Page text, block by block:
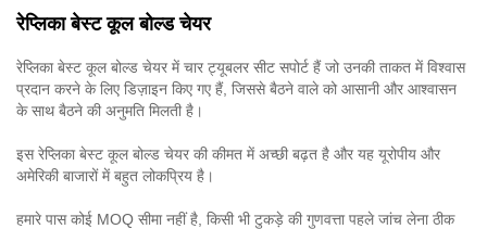
रेप्लिका बेस्ट कूल बोल्ड चेयर
रेप्लिका बेस्ट कूल बोल्ड चेयर में चार ट्यूबलर सीट सपोर्ट हैं जो उनकी ताकत में विश्वास
प्रदान करने के लिए डिज़ाइन किए गए हैं, जिससे बैठने वाले को आसानी और आश्वासन
के साथ बैठने की अनुमति मिलती है।
इस रेप्लिका बेस्ट कूल बोल्ड चेयर की कीमत में अच्छी बढ़त है और यह यूरोपीय और
अमेरिकी बाजारों में बहुत लोकप्रिय है।
हमारे पास कोई MOQ सीमा नहीं है, किसी भी टुकड़े की गुणवत्ता पहले जांच लेना ठीक